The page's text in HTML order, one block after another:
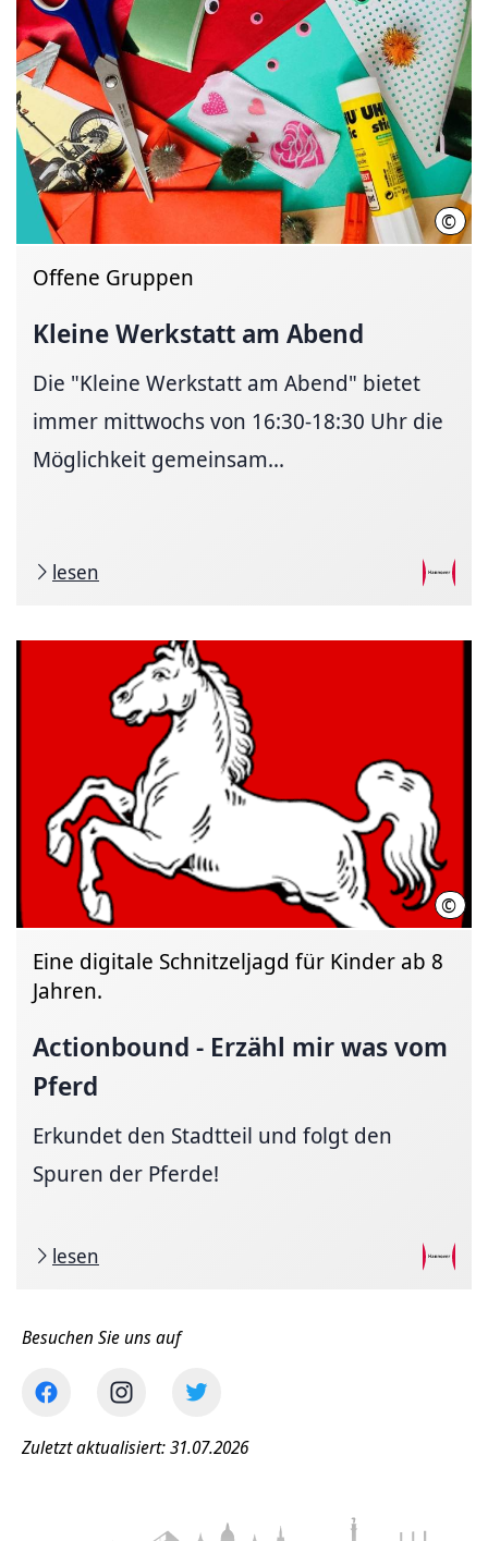
©
Offene Gruppen
Kleine Werkstatt am Abend
Die "Kleine Werkstatt am Abend" bietet
immer mittwochs von 16:30-18:30 Uhr die
Möglichkeit gemeinsam...
lesen
© LHH
Eine digitale Schnitzeljagd für Kinder ab 8
Jahren.
Actionbound - Erzähl mir was vom
Pferd
Erkundet den Stadtteil und folgt den
Spuren der Pferde!
lesen
Besuchen Sie uns auf
Zuletzt aktualisiert: 31.07.2026